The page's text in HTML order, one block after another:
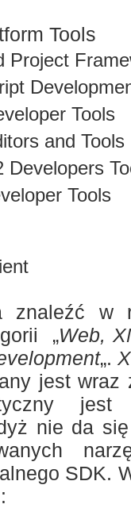
Tools
Project
Tools
and Tools
Developers
Tools
znaleźć w
„Web,
„.
jest
jest
nie da
SDK.